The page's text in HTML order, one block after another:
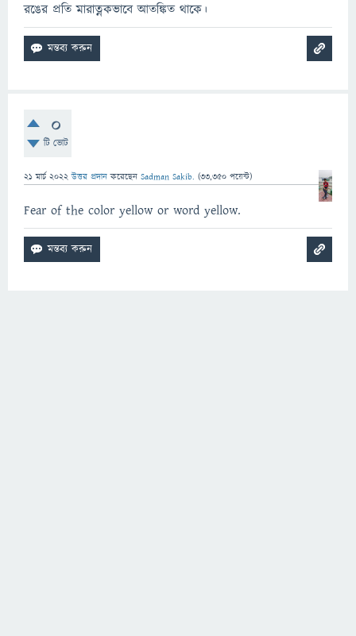
রঙের প্রতি মারাত্নকভাবে আতঙ্কিত থাকে।
0
টি ভোট
21 মার্চ 2022 উত্তর প্রদান করেছেন Sadman Sakib. (33,350 পয়েন্ট)
Fear of the color yellow or word yellow.